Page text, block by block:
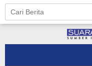
Skip
content